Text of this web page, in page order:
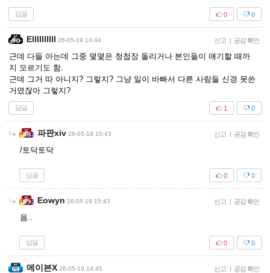
답글 0
0
Ellllllllll 26-05-19 14:44 신고 | 공감 확인
근데 다들 아는데 그중 몇몇은 청첩장 돌리거나 본인들이 얘기할 때까
지 모르기도 함.
근데 그거 따 아니지? 그렇지? 그냥 일이 바빠서 다른 사람들 신경 못쓴
거였잖아 그렇지?
답글 0
1
파판xiv 26-05-19 15:43 신고 | 공감 확인
/토닥토닥
답글 0
0
Eowyn 26-05-19 15:43 신고 | 공감 확인
음..
답글 0
0
메이븐X 26-05-19 14:45 신고 | 공감 확인